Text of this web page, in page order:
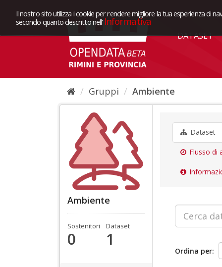
Il nostro sito utilizza i cookie per rendere migliore la tua esperienza di
secondo quanto descritto nell' Informativa
DATASET
Gruppi Ambiente
Ambiente
Sostenitori
0
Dataset
1
Dataset
Flusso di
Ordina per